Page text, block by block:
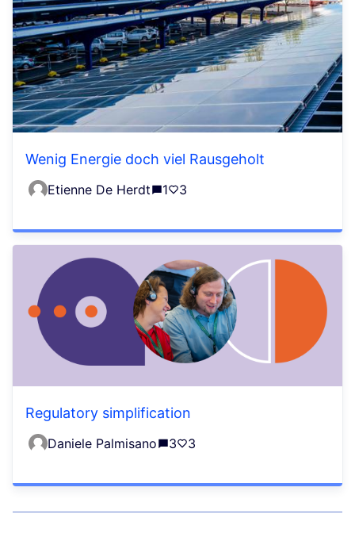
Wenig Energie doch viel Rausgeholt
Etienne De Herdt 1 3
Regulatory simplification
Daniele Palmisano 3 3